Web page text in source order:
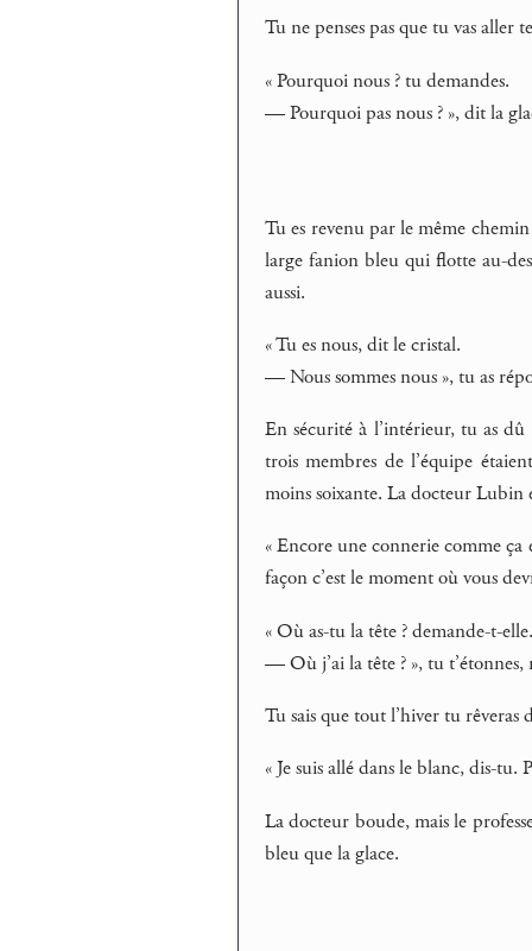
Tu ne penses pas que tu vas aller
« Pourquoi nous ? tu demandes.
— Pourquoi pas nous ? », dit la
Tu es revenu par le même
large fanion bleu qui flotte au-
aussi.
« Tu es nous, dit le cristal.
— Nous sommes nous », tu as
En sécurité à l’intérieur, tu as
trois membres de l’équipe
moins soixante. La docteur Lubin
« Encore une connerie comme
façon c’est le moment où vous
« Où as-tu la tête ? demande-t-
— Où j’ai la tête ? », tu t’étonnes,
Tu sais que tout l’hiver tu
« Je suis allé dans le blanc, dis-tu.
La docteur boude, mais le
bleu que la glace.